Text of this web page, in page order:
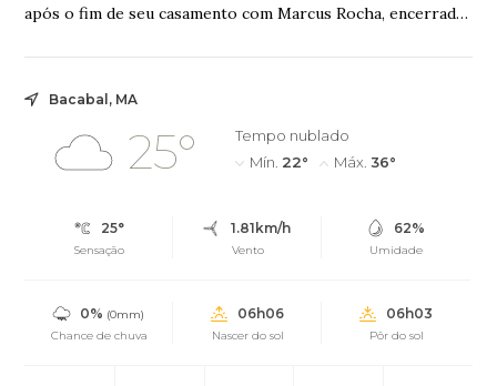
após o fim de seu casamento com Marcus Rocha, encerrado
ela afirmou que a repercussão do divórcio deu origem a
preservar a filha desse ambiente.
Bacabal, MA
25°
Tempo nublado
Mín. 22° Máx. 36°
25°
Sensação
1.81km/h
Vento
62%
Umidade
0% (0mm)
Chance de chuva
06h06
Nascer do sol
06h03
Pôr do sol